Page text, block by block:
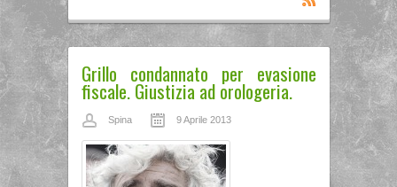
Grillo condannato per evasione
fiscale. Giustizia ad orologeria.
Spina 9 Aprile 2013